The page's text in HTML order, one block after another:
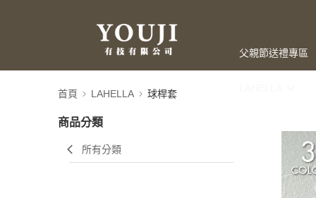
父親節送禮專區
首頁 LAHELLA 球桿套
商品分類
所有分類